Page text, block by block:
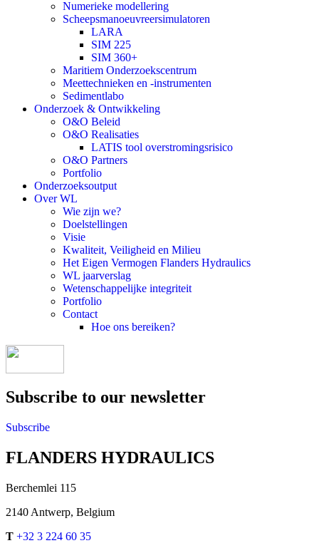
Numerieke modellering
Scheepsmanoeuvreersimulatoren
LARA
SIM 225
SIM 360+
Maritiem Onderzoekscentrum
Meettechnieken en -instrumenten
Sedimentlabo
Onderzoek & Ontwikkeling
O&O Beleid
O&O Realisaties
LATIS tool overstromingsrisico
O&O Partners
Portfolio
Onderzoeksoutput
Over WL
Wie zijn we?
Doelstellingen
Visie
Kwaliteit, Veiligheid en Milieu
Het Eigen Vermogen Flanders Hydraulics
WL jaarverslag
Wetenschappelijke integriteit
Portfolio
Contact
Hoe ons bereiken?
Subscribe to our newsletter
Subscribe
FLANDERS HYDRAULICS
Berchemlei 115
2140 Antwerp, Belgium
T +32 3 224 60 35